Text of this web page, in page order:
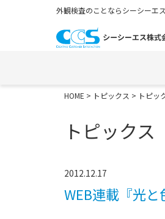
外観検査のことならシーシーエ
HOME > トピックス > トピッ
トピックス
2012.12.17
WEB連載『光